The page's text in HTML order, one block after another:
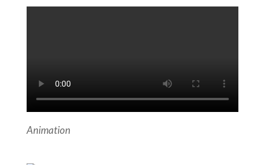
Animation